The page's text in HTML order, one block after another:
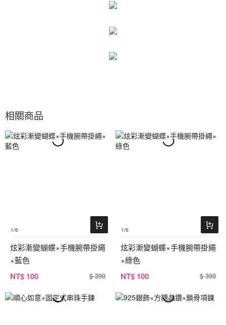
相關商品
1/6
炫彩漸變蝴蝶×手機腕帶掛繩
×藍色
NT$ 100 $ 390
1/6
炫彩漸變蝴蝶×手機腕帶掛繩
×綠色
NT$ 100 $ 390